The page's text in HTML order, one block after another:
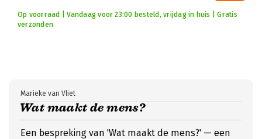
Op voorraad | Vandaag voor 23:00 besteld, vrijdag in huis | Gratis
verzonden
Wat maakt de mens?
Marieke van Vliet
Een bespreking van 'Wat maakt de mens?' — een